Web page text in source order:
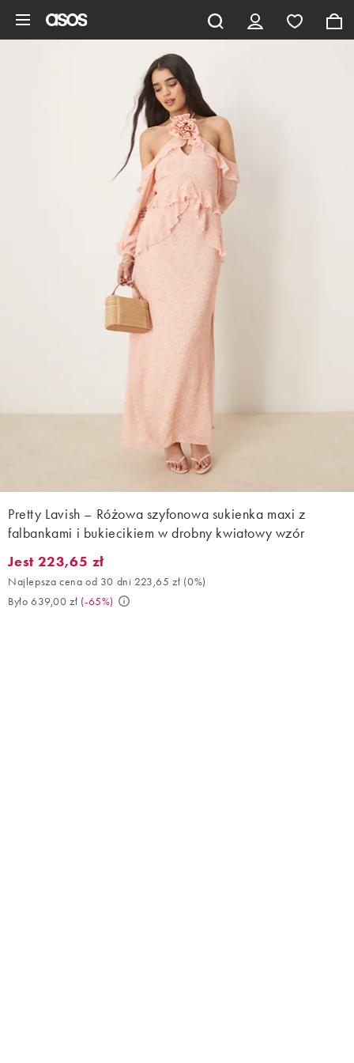
Pretty Lavish – Różowa szyfonowa sukienka maxi z
falbankami i bukiecikiem w drobny kwiatowy wzór
Jest 223,65 zł. Najlepsza cena od 30 dni 223,65 zł (0%). Było
Jest 223,65 zł
Najlepsza cena od 30 dni 223,65 zł (0%)
Było 639,00 zł (-65%)